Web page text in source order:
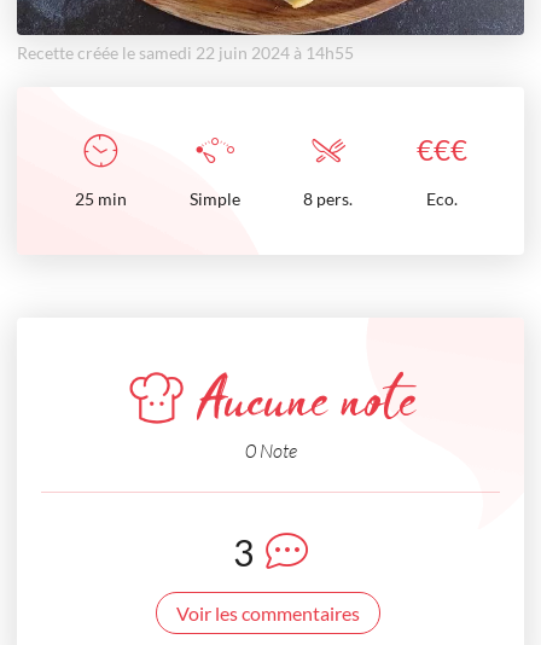
Recette créée le samedi 22 juin 2024 à 14h55
€€€
25 min Simple 8 pers. Eco.
Aucune note
0 Note
3
Voir les commentaires